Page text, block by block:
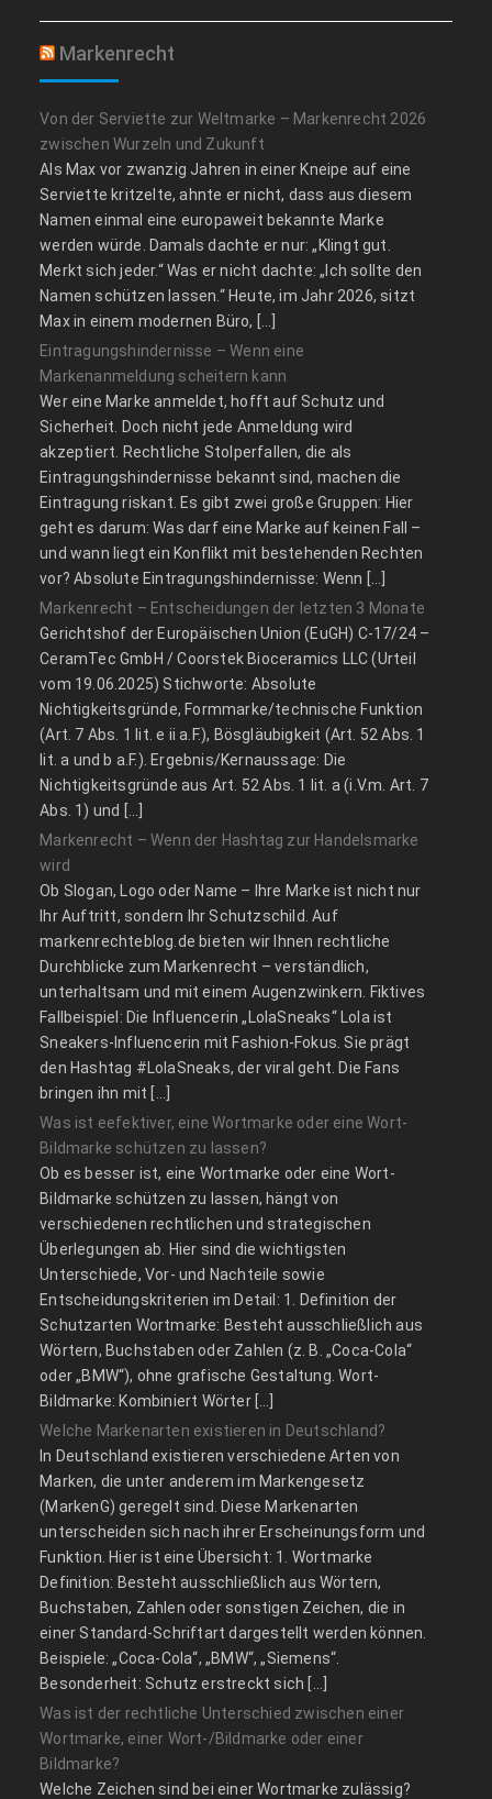
Markenrecht
Von der Serviette zur Weltmarke – Markenrecht 2026
zwischen Wurzeln und Zukunft
Als Max vor zwanzig Jahren in einer Kneipe auf eine
Serviette kritzelte, ahnte er nicht, dass aus diesem
Namen einmal eine europaweit bekannte Marke
werden würde. Damals dachte er nur: „Klingt gut.
Merkt sich jeder.“ Was er nicht dachte: „Ich sollte den
Namen schützen lassen.“ Heute, im Jahr 2026, sitzt
Max in einem modernen Büro, […]
Eintragungshindernisse – Wenn eine
Markenanmeldung scheitern kann
Wer eine Marke anmeldet, hofft auf Schutz und
Sicherheit. Doch nicht jede Anmeldung wird
akzeptiert. Rechtliche Stolperfallen, die als
Eintragungshindernisse bekannt sind, machen die
Eintragung riskant. Es gibt zwei große Gruppen: Hier
geht es darum: Was darf eine Marke auf keinen Fall –
und wann liegt ein Konflikt mit bestehenden Rechten
vor? Absolute Eintragungshindernisse: Wenn […]
Markenrecht – Entscheidungen der letzten 3 Monate
Gerichtshof der Europäischen Union (EuGH) C‑17/24 –
CeramTec GmbH / Coorstek Bioceramics LLC (Urteil
vom 19.06.2025) Stichworte: Absolute
Nichtigkeitsgründe, Formmarke/technische Funktion
(Art. 7 Abs. 1 lit. e ii a.F.), Bösgläubigkeit (Art. 52 Abs. 1
lit. a und b a.F.). Ergebnis/Kernaussage: Die
Nichtigkeitsgründe aus Art. 52 Abs. 1 lit. a (i.V.m. Art. 7
Abs. 1) und […]
Markenrecht – Wenn der Hashtag zur Handelsmarke
wird
Ob Slogan, Logo oder Name – Ihre Marke ist nicht nur
Ihr Auftritt, sondern Ihr Schutzschild. Auf
markenrechteblog.de bieten wir Ihnen rechtliche
Durchblicke zum Markenrecht – verständlich,
unterhaltsam und mit einem Augenzwinkern. Fiktives
Fallbeispiel: Die Influencerin „LolaSneaks“ Lola ist
Sneakers-Influencerin mit Fashion-Fokus. Sie prägt
den Hashtag #LolaSneaks, der viral geht. Die Fans
bringen ihn mit […]
Was ist eefektiver, eine Wortmarke oder eine Wort-
Bildmarke schützen zu lassen?
Ob es besser ist, eine Wortmarke oder eine Wort-
Bildmarke schützen zu lassen, hängt von
verschiedenen rechtlichen und strategischen
Überlegungen ab. Hier sind die wichtigsten
Unterschiede, Vor- und Nachteile sowie
Entscheidungskriterien im Detail: 1. Definition der
Schutzarten Wortmarke: Besteht ausschließlich aus
Wörtern, Buchstaben oder Zahlen (z. B. „Coca-Cola“
oder „BMW“), ohne grafische Gestaltung. Wort-
Bildmarke: Kombiniert Wörter […]
Welche Markenarten existieren in Deutschland?
In Deutschland existieren verschiedene Arten von
Marken, die unter anderem im Markengesetz
(MarkenG) geregelt sind. Diese Markenarten
unterscheiden sich nach ihrer Erscheinungsform und
Funktion. Hier ist eine Übersicht: 1. Wortmarke
Definition: Besteht ausschließlich aus Wörtern,
Buchstaben, Zahlen oder sonstigen Zeichen, die in
einer Standard-Schriftart dargestellt werden können.
Beispiele: „Coca-Cola“, „BMW“, „Siemens“.
Besonderheit: Schutz erstreckt sich […]
Was ist der rechtliche Unterschied zwischen einer
Wortmarke, einer Wort-/Bildmarke oder einer
Bildmarke?
Welche Zeichen sind bei einer Wortmarke zulässig?